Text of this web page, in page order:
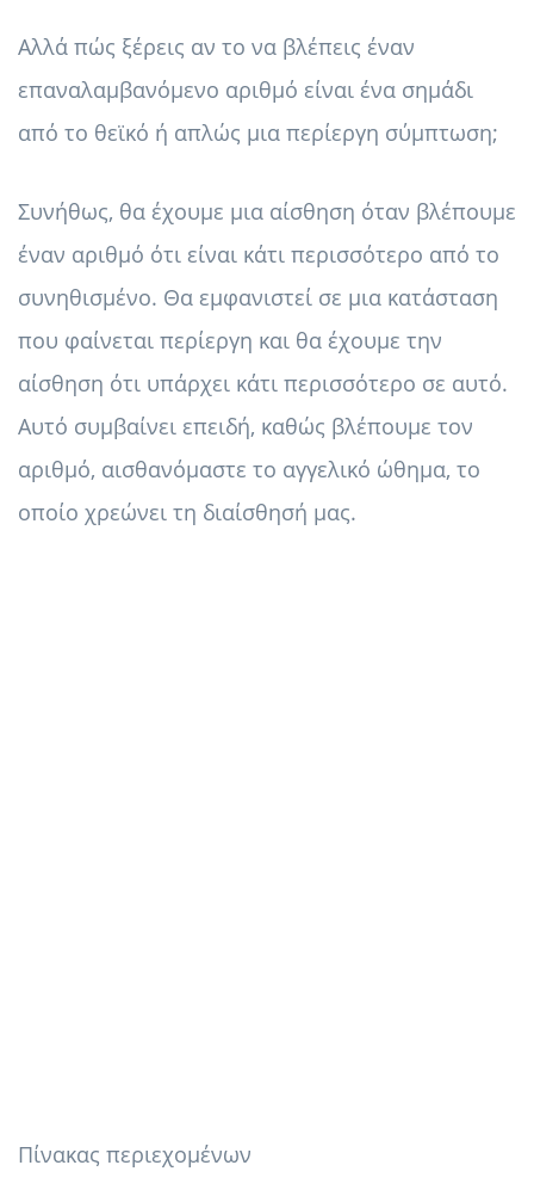
Αλλά πώς ξέρεις αν το να βλέπεις έναν
επαναλαμβανόμενο αριθμό είναι ένα σημάδι
από το θεϊκό ή απλώς μια περίεργη σύμπτωση;
Συνήθως, θα έχουμε μια αίσθηση όταν βλέπουμε
έναν αριθμό ότι είναι κάτι περισσότερο από το
συνηθισμένο. Θα εμφανιστεί σε μια κατάσταση
που φαίνεται περίεργη και θα έχουμε την
αίσθηση ότι υπάρχει κάτι περισσότερο σε αυτό.
Αυτό συμβαίνει επειδή, καθώς βλέπουμε τον
αριθμό, αισθανόμαστε το αγγελικό ώθημα, το
οποίο χρεώνει τη διαίσθησή μας.
Πίνακας περιεχομένων